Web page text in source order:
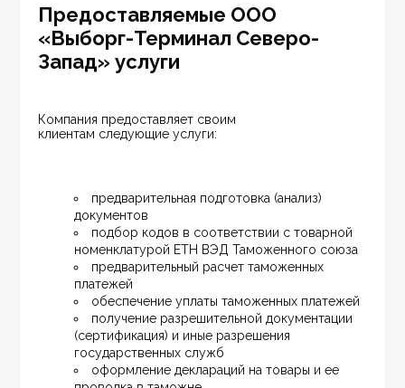
Предоставляемые ООО
«Выборг-Терминал Северо-
Запад» услуги
Компания предоставляет своим
клиентам следующие услуги:
предварительная подготовка (анализ)
документов
подбор кодов в соответствии с товарной
номенклатурой ЕТН ВЭД Таможенного союза
предварительный расчет таможенных
платежей
обеспечение уплаты таможенных платежей
получение разрешительной документации
(сертификация) и иные разрешения
государственных служб
оформление деклараций на товары и ее